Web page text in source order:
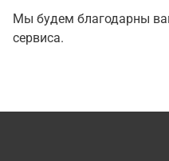
Мы будем благодарны
сервиса.